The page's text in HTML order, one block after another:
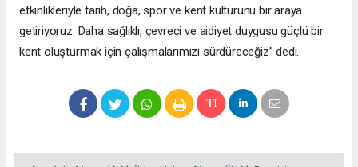
etkinlikleriyle tarih, doğa, spor ve kent kültürünü bir araya
getiriyoruz. Daha sağlıklı, çevreci ve aidiyet duygusu güçlü bir
kent oluşturmak için çalışmalarımızı sürdüreceğiz” dedi.